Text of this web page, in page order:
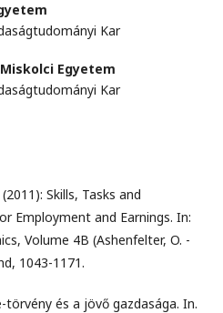
Kar
Miskolci Egyetem
Kar
Skills, Tasks and
Employment and Earnings. In:
Volume 4B (Ashenfelter, O. -
1043-1171.
törvény és a jövő gazdasága. In.